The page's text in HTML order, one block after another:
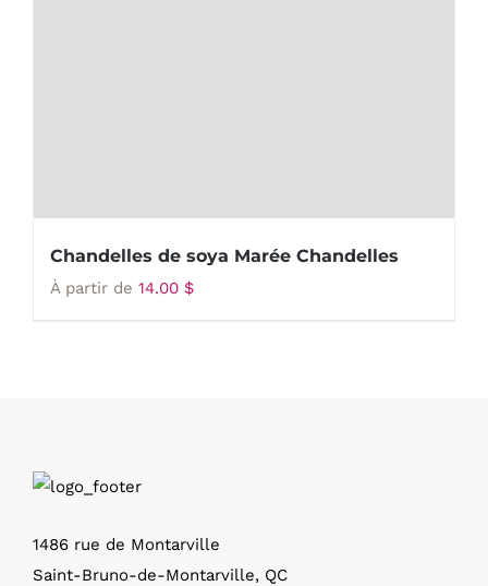
Chandelles de soya Marée Chandelles
À partir de 14.00 $
1486 rue de Montarville
Saint-Bruno-de-Montarville, QC